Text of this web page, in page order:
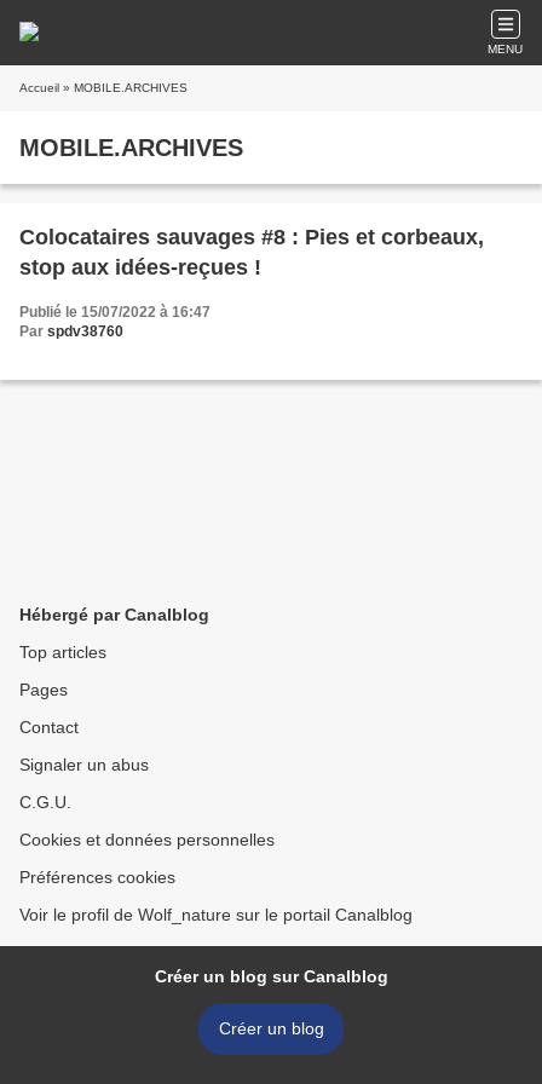
MENU
Accueil » MOBILE.ARCHIVES
MOBILE.ARCHIVES
Colocataires sauvages #8 : Pies et corbeaux,
stop aux idées-reçues !
Publié le 15/07/2022 à 16:47
Par spdv38760
Hébergé par Canalblog
Top articles
Pages
Contact
Signaler un abus
C.G.U.
Cookies et données personnelles
Préférences cookies
Voir le profil de Wolf_nature sur le portail Canalblog
Créer un blog sur Canalblog
Créer un blog